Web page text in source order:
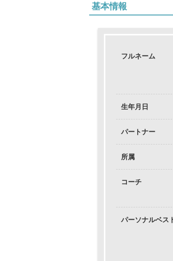
基本情報
フルネーム
生年月日
パートナー
所属
コーチ
パーソナルベス